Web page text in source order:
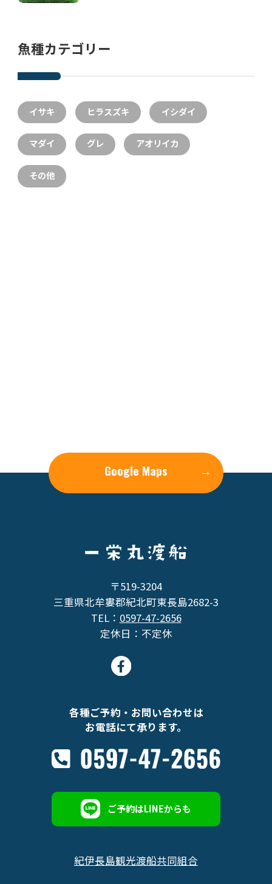
魚種カテゴリー
イサキ ヒラスズキ イシダイ
マダイ グレ アオリイカ
その他
Google Maps →
〒519-3204
三重県北牟婁郡紀北町東長島2682-3
TEL： 0597-47-2656
定休日：不定休
各種ご予約・お問い合わせは
お電話にて承ります。
ご予約はLINEからも
紀伊長島観光渡船共同組合